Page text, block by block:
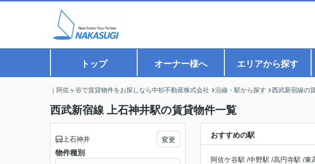
トップ オーナー様へ エリアから探す
｜阿佐ヶ谷で賃貸物件をお探しなら中杉不動産株式会社 沿線・駅から探す 西武新宿線の
西武新宿線 上石神井駅の賃貸物件一覧
おすすめの駅
阿佐ケ谷駅 /中野駅 /高円寺駅 /東
上石神井 変更
物件種別